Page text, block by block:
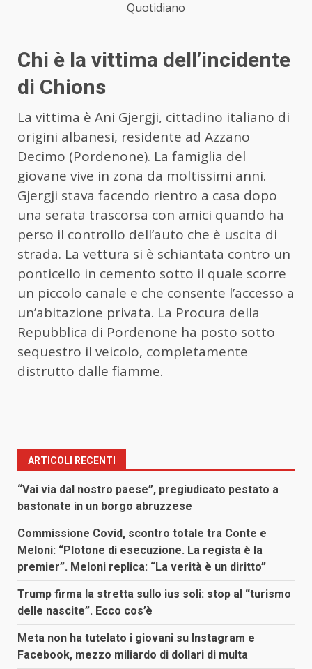
Quotidiano
Chi è la vittima dell’incidente
di Chions
La vittima è Ani Gjergji, cittadino italiano di
origini albanesi, residente ad Azzano
Decimo (Pordenone). La famiglia del
giovane vive in zona da moltissimi anni.
Gjergji stava facendo rientro a casa dopo
una serata trascorsa con amici quando ha
perso il controllo dell’auto che è uscita di
strada. La vettura si è schiantata contro un
ponticello in cemento sotto il quale scorre
un piccolo canale e che consente l’accesso a
un’abitazione privata. La Procura della
Repubblica di Pordenone ha posto sotto
sequestro il veicolo, completamente
distrutto dalle fiamme.
ARTICOLI RECENTI
“Vai via dal nostro paese”, pregiudicato pestato a
bastonate in un borgo abruzzese
Commissione Covid, scontro totale tra Conte e
Meloni: “Plotone di esecuzione. La regista è la
premier”. Meloni replica: “La verità è un diritto”
Trump firma la stretta sullo ius soli: stop al “turismo
delle nascite”. Ecco cos’è
Meta non ha tutelato i giovani su Instagram e
Facebook, mezzo miliardo di dollari di multa